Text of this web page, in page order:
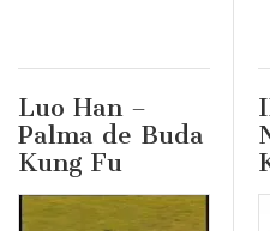
Luo Han –
Palma de Buda
Kung Fu